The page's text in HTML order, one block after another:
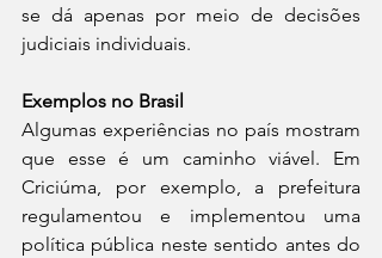
se dá apenas por meio de decisões
judiciais individuais.
Exemplos no Brasil
Algumas experiências no país mostram
que esse é um caminho viável. Em
Criciúma, por exemplo, a prefeitura
regulamentou e implementou uma
política pública neste sentido antes do